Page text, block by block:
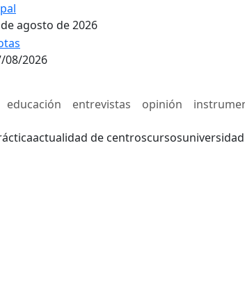
agosto de 2026
08/2026
educación entrevistas opinión
actualidad de centroscursosuniversidad